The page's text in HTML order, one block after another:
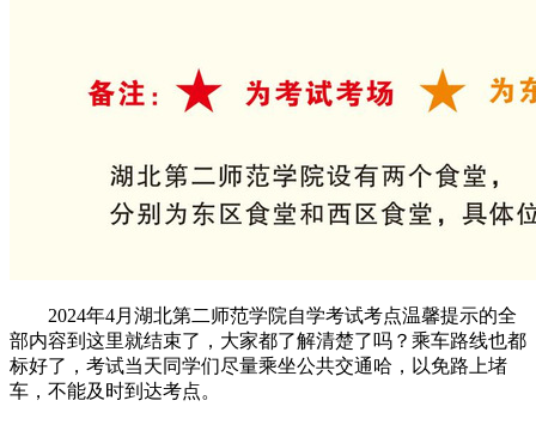
2024年4月湖北第二师范学院自学考试考点温馨提示的全
部内容到这里就结束了，大家都了解清楚了吗？乘车路线也都
标好了，考试当天同学们尽量乘坐公共交通哈，以免路上堵
车，不能及时到达考点。